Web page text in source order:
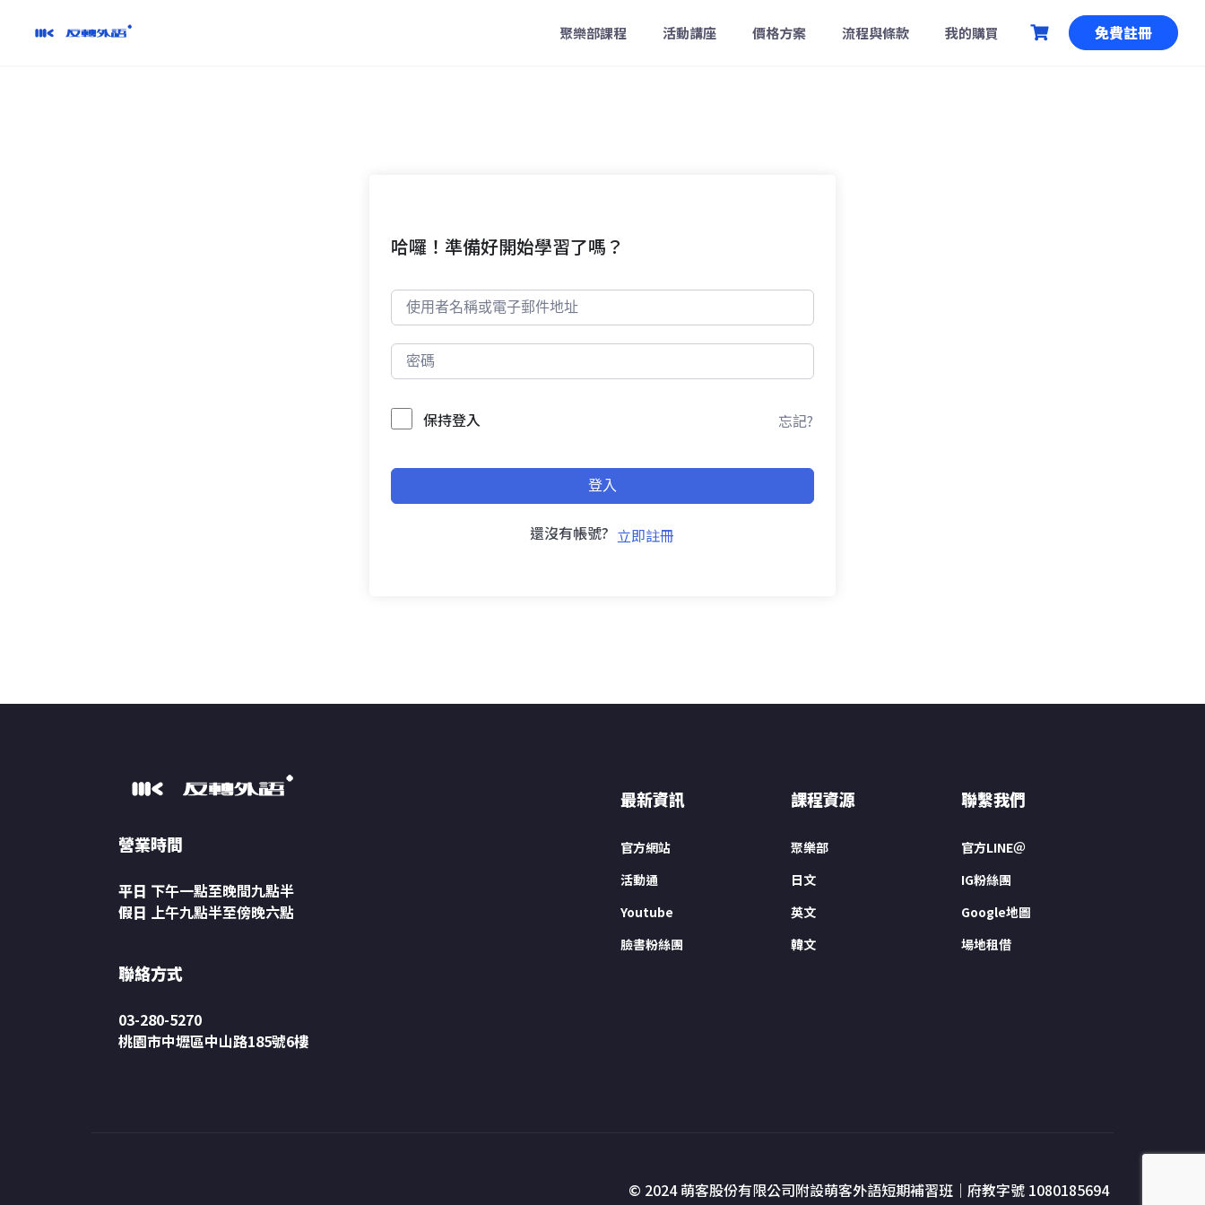
聚樂部課程 活動講座 價格方案 流程與條款 我的購買 免費註冊
哈囉！準備好開始學習了嗎？
保持登入 忘記?
登入
還沒有帳號? 立即註冊
營業時間
平日 下午一點至晚間九點半
假日 上午九點半至傍晚六點
聯絡方式
03-280-5270
桃園市中壢區中山路185號6樓
最新資訊
官方網站
活動通
Youtube
臉書粉絲團
課程資源
聚樂部
日文
英文
韓文
聯繫我們
官方LINE＠
IG粉絲團
Google地圖
場地租借
© 2024 萌客股份有限公司附設萌客外語短期補習班｜府教字號 1080185694